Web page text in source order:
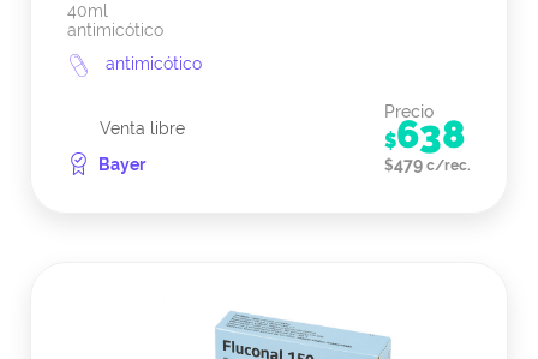
40ml
antimicótico
antimicótico
Venta libre
Bayer
Precio
$638
$479 c/rec.